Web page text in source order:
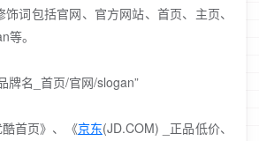
词包括官网、官方网站、首页、主页、
。
牌名_首页/官网/slogan”
首页》、《京东(JD.COM) _正品低价、